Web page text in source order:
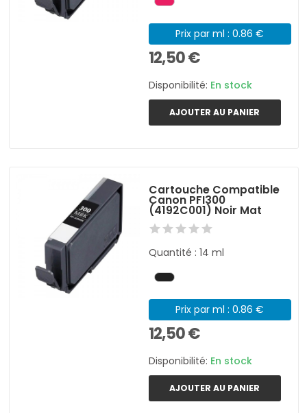
Prix par ml : 0.86 €
12,50 €
Disponibilité: En stock
AJOUTER AU PANIER
Cartouche Compatible
Canon PFI300
(4192C001) Noir Mat
Quantité : 14 ml
Prix par ml : 0.86 €
12,50 €
Disponibilité: En stock
AJOUTER AU PANIER